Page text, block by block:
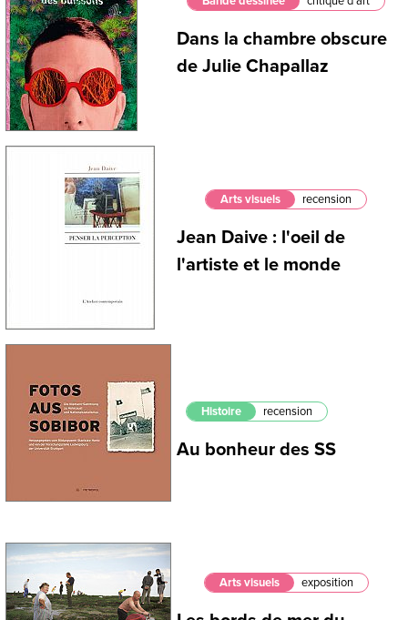
Dans la chambre obscure
de Julie Chapallaz
Arts visuels recension
Jean Daive : l'oeil de
l'artiste et le monde
Histoire recension
Au bonheur des SS
Arts visuels exposition